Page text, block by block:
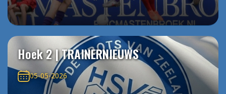
Hoek 2 | TRAINERNIEUWS
05-05-2026